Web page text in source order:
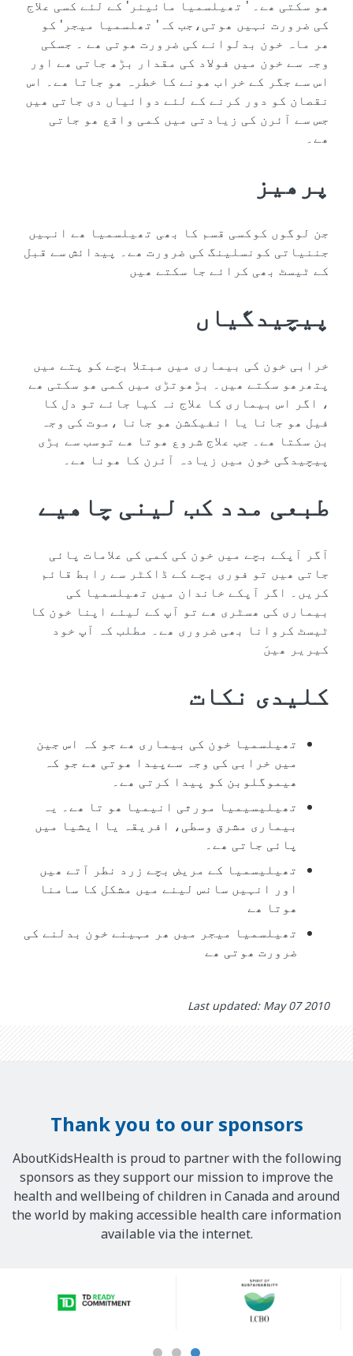
‬ھو‮ ‬سکتی‮ ‬ھے۔‮ ' ‬تھیلسمیا‮ ‬مائینر‮' ‬کے‮ ‬لئے‮ ‬کسی‮ ‬علاج‮
‬کی‮ ‬ضرورت‮ ‬نہیں‮ ‬ھوتی،جب‮ ‬کہ‮' ‬تھلسمیا‮ ‬میجر‮' ‬کو‮
‬ھر‮ ‬ماہ‮ ‬خون‮ ‬بدلوانے‮ ‬کی‮ ‬ضرورت‮ ‬ھوتی‮ ‬ھے‮ ‬۔‮ ‬جسکی‮
‬وجہ‮ ‬سے‮ ‬خون‮ ‬میں‮ فولاد‮ ‬کی‮ ‬مقدار‮ ‬بڑھ‮ ‬جاتی‮ ‬ھے‮ ‬اور‮
‬اس‮ ‬سے‮ ‬جگر‮ ‬کے‮ ‬خراب‮ ‬ھونے‮ ‬کا‮ ‬خطرہ‮ ‬ھو‮ ‬جاتا‮ ‬ھے۔‮ ‬اس‮
‬نقصان‮ ‬کو‮ ‬دور‮ ‬کرنے‮ ‬کے‮ ‬لئے‮ ‬دوائیاں‮ ‬دی‮ ‬جاتی‮ ‬ھیں‮
‬جس‮ ‬سے‮ ‬آئرن‮ ‬کی‮ ‬زیادتی‮ ‬میں‮ ‬کمی‮ ‬واقع‮ ‬ھو‮ ‬جاتی‮
‬ھے۔‮
پرھیز
جن‮ ‬لوگوں‮ ‬کوکسی‮ ‬قسم‮ ‬کا‮ ‬بھی‮ ‬تھیلسمیا‮ ‬ھے‮ ‬انہیں‮
‬جننیاتی‮ ‬کونسلینگ‮ ‬کی‮ ‬ضرورت‮ ‬ھے۔‮ ‬پیدائش‮ ‬سے‮ ‬قبل‮
‬کے‮ ‬ٹیسٹ‮ ‬بھی‮ ‬کرائے‮ ‬جا‮ ‬سکتے‮ ‬ھیں
پیچیدگیاں
خرابی‮ ‬خون‮ ‬کی‮ ‬بیماری‮ ‬میں‮ ‬مبتلا‮ ‬بچے‮ ‬کو‮ ‬پتے‮ ‬میں‮
‬پتھرھو‮ ‬سکتے‮ ‬ھیں۔‮ ‬بڑھوتڑی‮ ‬میں‮ ‬کمی‮ ‬ھو‮ ‬سکتی‮ ‬ھے‮
‬،‮ ‬اگر‮ ‬اس‮ ‬بیماری‮ ‬کا‮ ‬علاج‮ ‬نہ‮ ‬کیا‮ ‬جائے‮ ‬تو‮ ‬دل‮ ‬کا‮
‬فیل‮ ‬ھو‮ ‬جانا‮ ‬یا‮ ‬انفیکشن‮ ‬ھو‮ ‬جانا‮ ‬،موت‮ ‬کی‮ ‬وجہ‮
‬بن‮ ‬سکتا‮ ‬ھے۔‮ ‬جب‮ ‬علاج‮ ‬شروع‮ ‬ھوتا‮ ‬ھے‮ ‬توسب‮ ‬سے‮ ‬بڑی‮
‬پیچیدگی‮ ‬خون‮ ‬میں‮ ‬زیادہ‮ ‬آئرن‮ ‬کا‮ ‬ھونا‮ ‬ھے۔‮
طبعی‮ ‬مدد‮ ‬کب‮ ‬لینی‮ ‬چاھیے
آگر‮ ‬آپکے‮ ‬بچے‮ ‬میں‮ ‬خون‮ ‬کی‮ ‬کمی‮ ‬کی‮ ‬علامات‮ ‬پائی‮
‬جاتی‮ ‬ھیں‮ ‬تو‮ ‬فوری‮ ‬بچے‮ ‬کے‮ ‬ڈاکٹر‮ ‬سے‮ ‬رابط‮ ‬قائم‮
‬کریں۔‮ ‬اگر‮ ‬آپکے‮ ‬خاندان‮ ‬میں‮ ‬تھیلسمیا‮ ‬کی‮
‬بیماری‮ ‬کی‮ ‬ھسٹری‮ ‬ھے‮ ‬تو‮ ‬آپ‮ ‬کے‮ ‬لیئے‮ ‬اپنا‮ ‬خون‮ ‬کا‮
‬ٹیسٹ‮ ‬کروانا‮ ‬بھی‮ ‬ضروری‮ ‬ھے۔‮ ‬مطلب‮ ‬کہ‮ ‬آپ‮ ‬خود‮
‬کیریر‮ ‬ھیںَ
کلیدی‮ ‬نکات
تھیلسمیا‮ ‬خون‮ ‬کی‮ ‬بیماری‮ ‬ھے‮ ‬جو‮ ‬کہ‮ ‬اس‮ ‬جین‮
‬میں‮ ‬خرابی‮ ‬کی‮ ‬وجہ‮ ‬سےپیدا‮ ‬ھوتی‮ ‬ھے‮ ‬جو‮ ‬کہ‮
‬ھیموگلوبن‮ ‬کو‮ ‬پیدا‮ ‬کرتی‮ ‬ھے۔
تھیلیسیمیا‮ ‬مورثی‮ ‬انیمیا‮ ‬ھو‮ ‬تا‮ ‬ھے۔‮ ‬یہ‮
‬بیماری‮ ‬مشرق‮ ‬وسطی،‮ ‬افریقہ‮ ‬یا‮ ‬ایشیا‮ ‬میں‮
‬پائی‮ ‬جاتی‮ ‬ھے۔‮
تھیلیسمیا‮ ‬کے‮ ‬مریض‮ ‬بچے‮ ‬زرد‮ ‬نطر‮ ‬آتے‮ ‬ھیں‮
‬اور‮ ‬انہیں‮ ‬سانس‮ ‬لینے‮ ‬میں‮ ‬مشکل‮ ‬کا‮ ‬سامنا‮
‬ھوتا‮ ‬ھے
تھیلسمیا‮ ‬میجر‮ ‬میں‮ ‬ھر‮ ‬مہینے‮ ‬خون‮ ‬بدلنے‮ ‬کی‮
‬ضرورت‮ ‬ھوتی‮ ‬ھے‮
Last updated: May 07 2010
Thank you to our sponsors
AboutKidsHealth is proud to partner with the following
sponsors as they support our mission to improve the
health and wellbeing of children in Canada and around
the world by making accessible health care information
available via the internet.
Sponsors